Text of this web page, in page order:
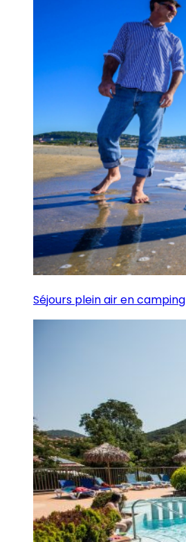
Séjours plein air en camping